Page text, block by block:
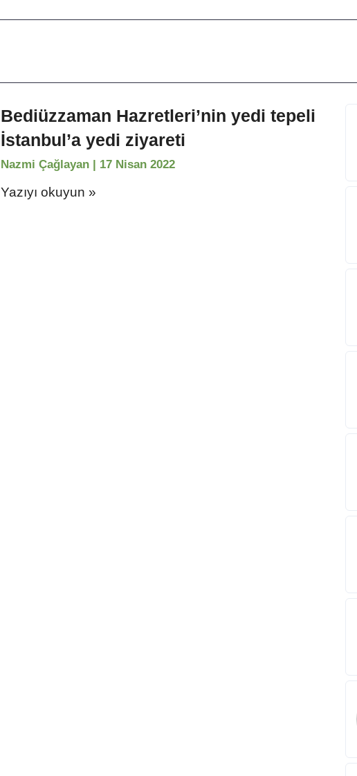
Bediüzzaman Hazretleri’nin yedi tepeli
İstanbul’a yedi ziyareti
Nazmi Çağlayan 17 Nisan 2022
Yazıyı okuyun »